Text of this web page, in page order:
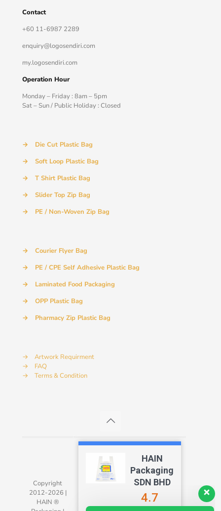
Contact
+60 11-6987 2289
enquiry@logosendiri.com
my.logosendiri.com
Operation Hour
Monday – Friday : 8am – 5pm
Sat – Sun / Public Holiday : Closed
→
Die Cut Plastic Bag
→
Soft Loop Plastic Bag
→
T Shirt Plastic Bag
→
Slider Top Zip Bag
→
PE / Non-Woven Zip Bag
→
Courier Flyer Bag
→
PE / CPE Self Adhesive Plastic Bag
→
Laminated Food Packaging
→
OPP Plastic Bag
→
Pharmacy Zip Plastic Bag
→
Artwork Requirment
→
FAQ
→
Terms & Condition
Copyright
2012-2026 |
HAIN ®
HAIN
Packaging
SDN BHD
4.7
Our customer support team is here to
answer your questions. Ask us anything!